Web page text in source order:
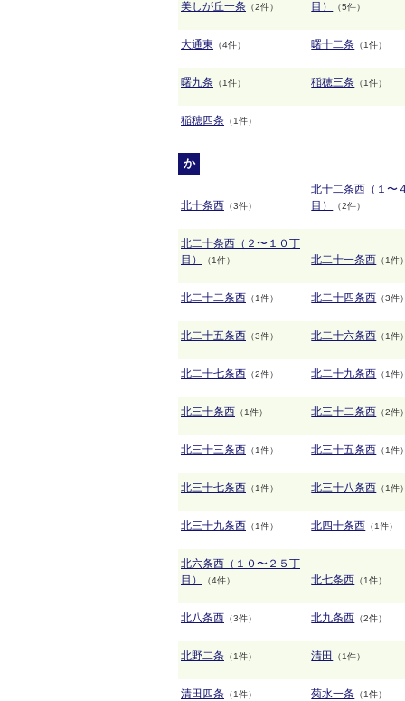
美しが丘一条 （2件）
目）
（5件）
大通東 （4件） 曙十二条 （1件）
曙九条 （1件） 稲穂三条 （1件）
稲穂四条 （1件）
か
北十条西 （3件）
北十二条西（１〜
目）
（2件）
北二十条西（２〜１０丁
目）
（1件） 北二十一条西 （1件）
北二十二条西 （1件） 北二十四条西 （3件）
北二十五条西 （3件） 北二十六条西 （1件）
北二十七条西 （2件） 北二十九条西 （1件）
北三十条西 （1件） 北三十二条西 （2件）
北三十三条西 （1件） 北三十五条西 （1件）
北三十七条西 （1件） 北三十八条西 （1件）
北三十九条西 （1件） 北四十条西 （1件）
北六条西（１０〜２５丁
目）
（4件） 北七条西 （1件）
北八条西 （3件） 北九条西 （2件）
北野二条 （1件） 清田 （1件）
清田四条 （1件） 菊水一条 （1件）